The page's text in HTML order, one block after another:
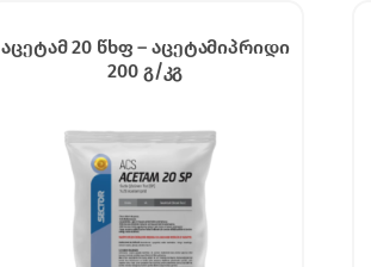
აცეტამ 20 წხფ – აცეტამიპრიდი
200 გ/კგ